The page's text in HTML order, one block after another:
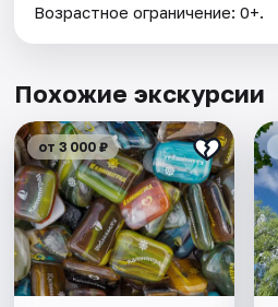
Возрастное ограничение: 0+.
Похожие экскурсии
от 3 000 ₽